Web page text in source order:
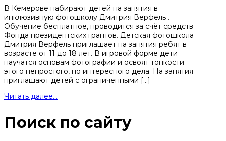
В Кемерове набирают детей на занятия в
инклюзивную фотошколу Дмитрия Верфель .
Обучение бесплатное, проводится за счёт средств
Фонда президентских грантов. Детская фотошкола
Дмитрия Верфель приглашает на занятия ребят в
возрасте от 11 до 18 лет. В игровой форме дети
научатся основам фотографии и освоят тонкости
этого непростого, но интересного дела. На занятия
приглашают детей с ограниченными […]
Читать далее...
Поиск по сайту